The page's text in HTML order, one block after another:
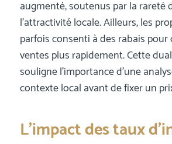
augmenté, soutenus par la rareté
l’attractivité locale. Ailleurs, les
parfois consenti à des rabais
ventes plus rapidement. Cette
souligne l’importance d’une
contexte local avant de fixer un
L’impact des taux